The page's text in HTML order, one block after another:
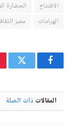
الافتتاح الحضارة
الهرامات
مصر
فيسبوكتويتر
المقالات ذات الصلة